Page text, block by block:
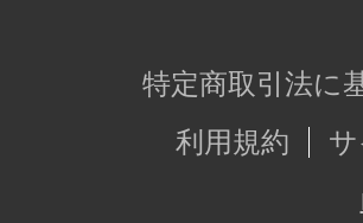
特定商取引法に
利用規約